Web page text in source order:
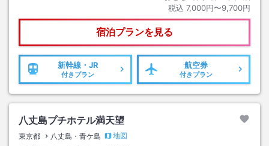
税込 7,000円〜9,700円
宿泊プランを見る
新幹線・JR
付きプラン
航空券
付きプラン
八丈島プチホテル満天望
東京都 八丈島・青ケ島
地図